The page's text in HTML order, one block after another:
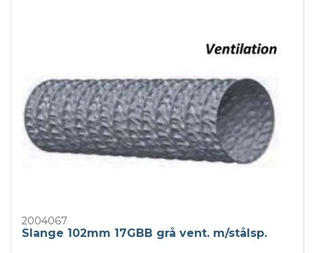
2004067
Slange 102mm 17GBB grå vent. m/stålsp.